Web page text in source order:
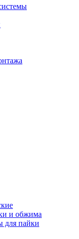
и обжима
для пайки